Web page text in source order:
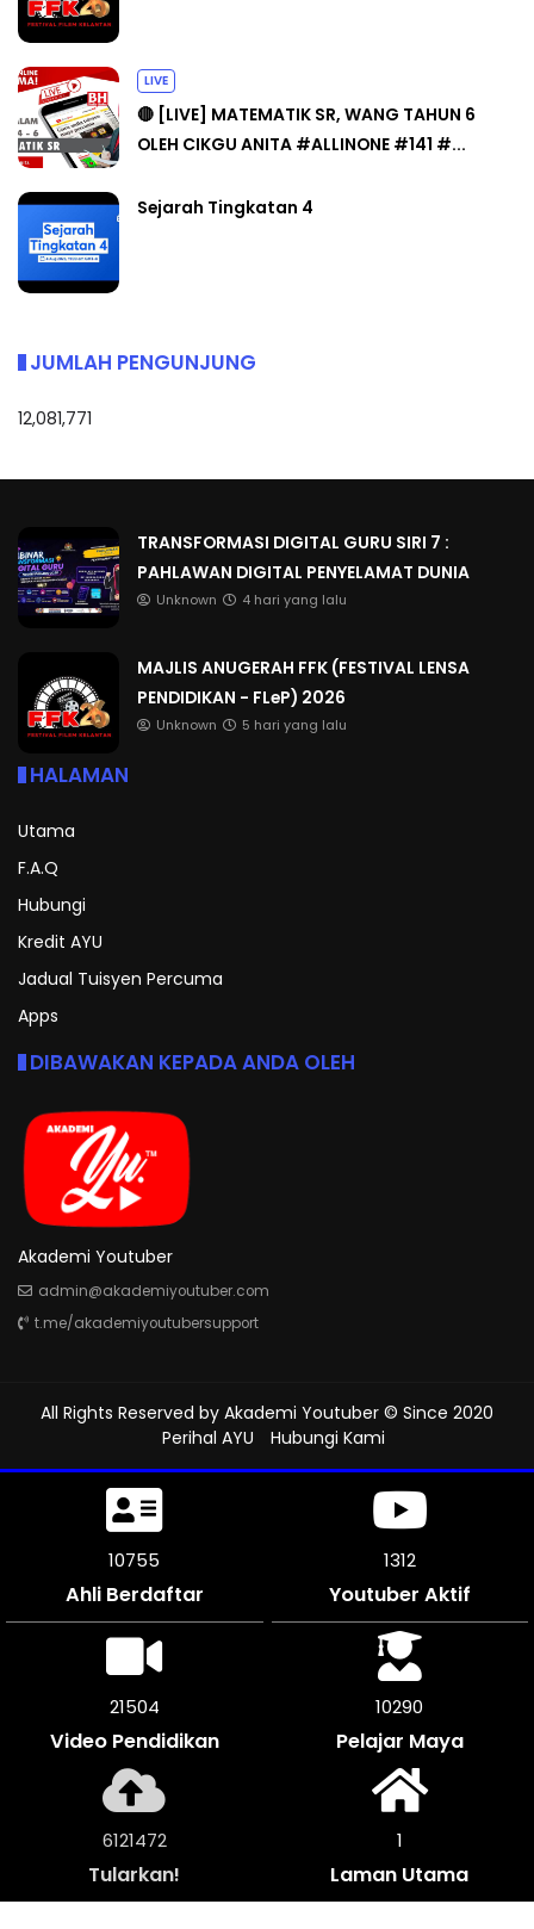
LIVE
🔴 [LIVE] MATEMATIK SR, WANG TAHUN 6
OLEH CIKGU ANITA #ALLINONE #141 #...
Sejarah Tingkatan 4
JUMLAH PENGUNJUNG
12,081,771
TRANSFORMASI DIGITAL GURU SIRI 7 :
PAHLAWAN DIGITAL PENYELAMAT DUNIA
Unknown 4 hari yang lalu
MAJLIS ANUGERAH FFK (FESTIVAL LENSA
PENDIDIKAN - FLeP) 2026
Unknown 5 hari yang lalu
HALAMAN
Utama
F.A.Q
Hubungi
Kredit AYU
Jadual Tuisyen Percuma
Apps
DIBAWAKAN KEPADA ANDA OLEH
Akademi Youtuber
admin@akademiyoutuber.com
t.me/akademiyoutubersupport
All Rights Reserved by Akademi Youtuber © Since 2020
Perihal AYU
Hubungi Kami
11235
Ahli Berdaftar
1312
Youtuber Aktif
22464
Video Pendidikan
10290
Pelajar Maya
6394752
Tularkan!
1
Laman Utama